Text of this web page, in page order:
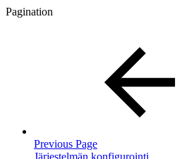
Pagination
Previous Page
Järjestelmän konfigurointi